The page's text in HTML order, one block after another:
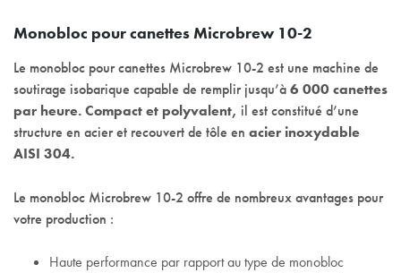
Monobloc pour canettes Microbrew 10-2
Le monobloc pour canettes Microbrew 10-2 est une machine de
soutirage isobarique capable de remplir jusqu’à6 000 canettes
par heure.Compact et polyvalent, il est constitué d’une
structure en acier et recouvert de tôle en acier inoxydable
AISI 304.
Le monobloc Microbrew 10-2 offre de nombreux avantages pour
votre production :
Haute performance par rapport au type de monobloc